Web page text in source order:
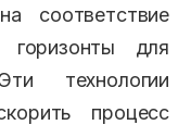
соответствие
для
технологии
процесс